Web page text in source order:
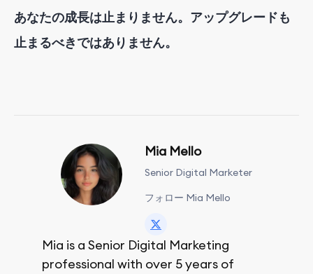
あなたの成長は止まりません。アップグレードも
止まるべきではありません。
Mia Mello
Senior Digital Marketer
フォロー Mia Mello
Mia is a Senior Digital Marketing
professional with over 5 years of